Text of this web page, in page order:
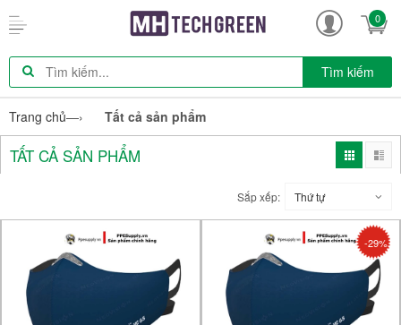
0
Tìm kiếm
Trang chủ—› Tất cả sản phẩm
TẤT CẢ SẢN PHẨM
Sắp xếp: Thứ tự
-29%